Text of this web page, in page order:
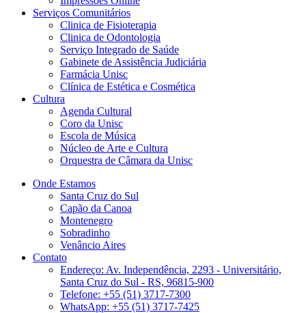
Serviços Comunitários
Clinica de Fisioterapia
Clinica de Odontologia
Serviço Integrado de Saúde
Gabinete de Assistência Judiciária
Farmácia Unisc
Clínica de Estética e Cosmética
Cultura
Agenda Cultural
Coro da Unisc
Escola de Música
Núcleo de Arte e Cultura
Orquestra de Câmara da Unisc
Onde Estamos
Santa Cruz do Sul
Capão da Canoa
Montenegro
Sobradinho
Venâncio Aires
Contato
Endereço: Av. Independência, 2293 - Universitário,
Santa Cruz do Sul - RS, 96815-900
Telefone: +55 (51) 3717-7300
WhatsApp: +55 (51) 3717-7425